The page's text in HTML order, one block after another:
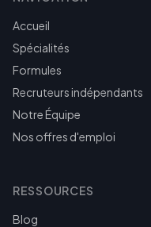
Accueil
Spécialités
Formules
Recruteurs indépendants
Notre Équipe
Nos offres d'emploi
RESSOURCES
Blog